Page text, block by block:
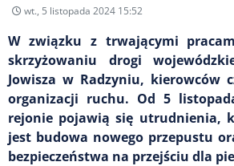
wt., 5 listopada 2024 15:52
W związku z trwającymi
skrzyżowaniu drogi
Jowisza w Radzyniu, kierowców
organizacji ruchu. Od 5
rejonie pojawią się utrudnienia,
jest budowa nowego przepustu
bezpieczeństwa na przejściu dla